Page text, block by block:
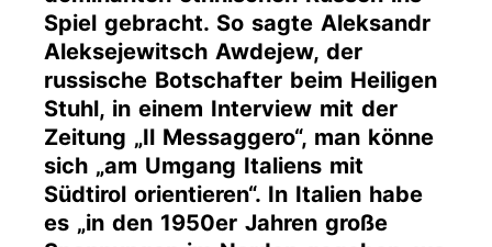
Spiel gebracht. So sagte Aleksandr
Aleksejewitsch Awdejew, der
russische Botschafter beim Heiligen
Stuhl, in einem Interview mit der
Zeitung „Il Messaggero“, man könne
sich „am Umgang Italiens mit
Südtirol orientieren“. In Italien habe
es „in den 1950er Jahren große